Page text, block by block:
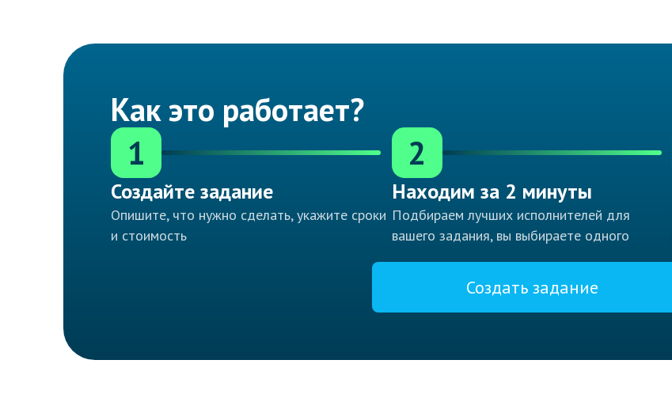
Как это работает?
1
Создайте задание
Опишите, что нужно сделать, укажите сроки
и стоимость
2
Находим за 2 минуты
Подбираем лучших исполнителей для
вашего задания, вы выбираете одного
Создать задание